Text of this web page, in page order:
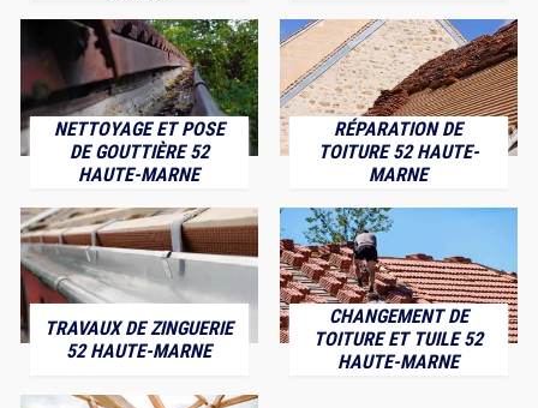
NETTOYAGE ET POSE
DE GOUTTIÈRE 52
HAUTE-MARNE
RÉPARATION DE
TOITURE 52 HAUTE-
MARNE
TRAVAUX DE ZINGUERIE
52 HAUTE-MARNE
CHANGEMENT DE
TOITURE ET TUILE 52
HAUTE-MARNE